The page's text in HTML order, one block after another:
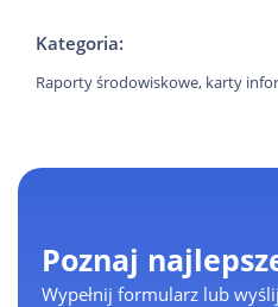
Kategoria:
Raporty środowiskowe, karty
Poznaj
Wypełnij formularz lub